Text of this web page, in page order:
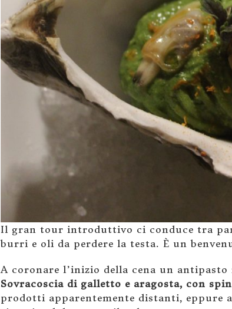
Il gran tour introduttivo ci conduce tra
burri e oli da perdere la testa. È un
A coronare l’inizio della cena un
Sovracoscia di galletto e aragosta, con
prodotti apparentemente distanti, eppure